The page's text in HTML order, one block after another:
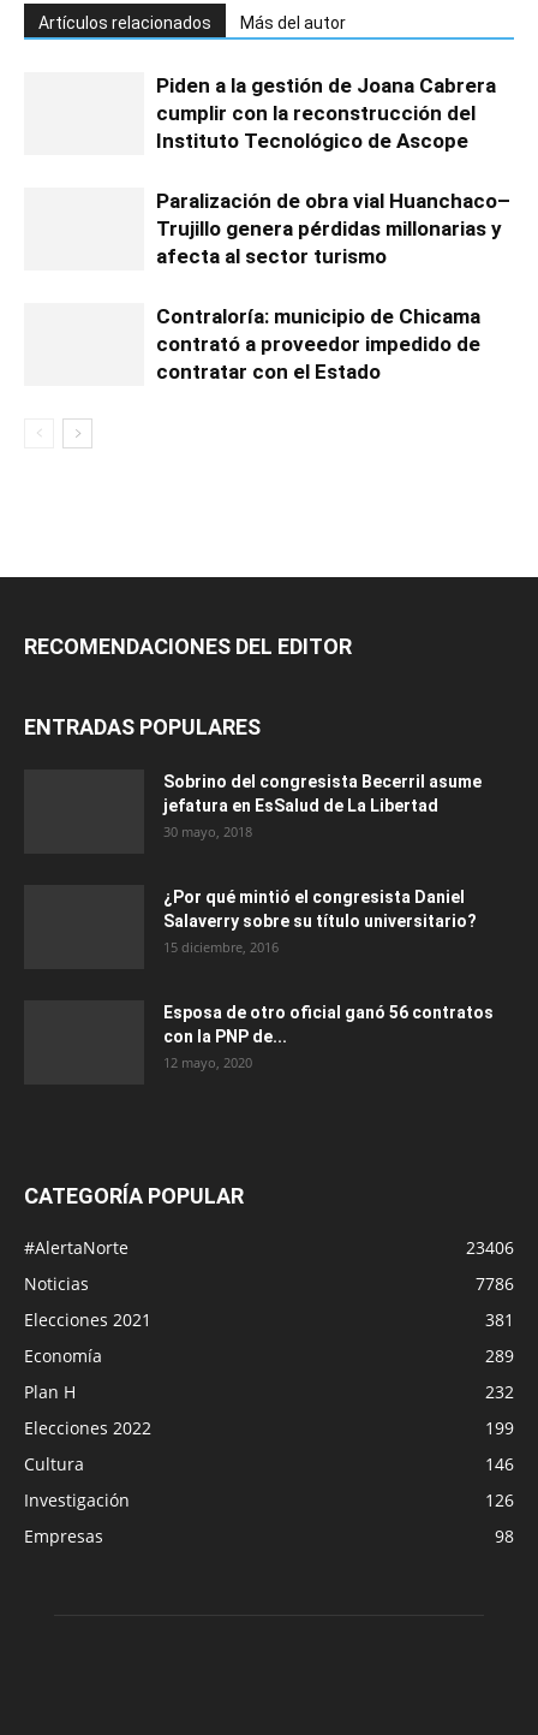
Artículos relacionados Más del autor
Piden a la gestión de Joana Cabrera
cumplir con la reconstrucción del
Instituto Tecnológico de Ascope
Paralización de obra vial Huanchaco–
Trujillo genera pérdidas millonarias y
afecta al sector turismo
Contraloría: municipio de Chicama
contrató a proveedor impedido de
contratar con el Estado
RECOMENDACIONES DEL EDITOR
ENTRADAS POPULARES
Sobrino del congresista Becerril asume
jefatura en EsSalud de La Libertad
30 mayo, 2018
¿Por qué mintió el congresista Daniel
Salaverry sobre su título universitario?
15 diciembre, 2016
Esposa de otro oficial ganó 56 contratos
con la PNP de...
12 mayo, 2020
CATEGORÍA POPULAR
#AlertaNorte
23406
Noticias
7786
Elecciones 2021
381
Economía
289
Plan H
232
Elecciones 2022
199
Cultura
146
Investigación
126
Empresas
98